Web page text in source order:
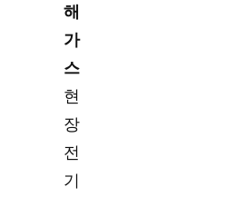
해
가
스
현
장
전
기